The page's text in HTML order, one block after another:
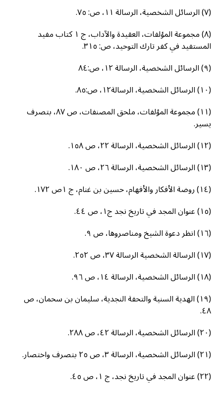
(٧) الرسائل الشخصية، الرسالة ١١، ص: ٧٥.
(٨) مجموعة المؤلفات، العقيدة والآداب، ج ١ كتاب مفيد
المستفيد في كفر تارك التوحيد، ص: ٣١٥.
(٩) الرسائل الشخصية، الرسالة ١٢، ص:٨٤
(١٠) الرسائل الشخصية، الرسالة١٢، ص:٨٥.
(١١) مجموعة المؤلفات، ملحق المصنفات، ص ٨٧، بتصرف
يسير.
(١٢) الرسائل الشخصية، الرسالة ٢٢، ص ١٥٨.
(١٣) الرسائل الشخصية، الرسالة ٢٦، ص ١٨٠.
(١٤) روضة الأفكار والأفهام، حسين بن غنام، ج ١ص ١٧٢.
(١٥) عنوان المجد في تاريخ نجد ج١، ص ٤٤.
(١٦) انظر دعوة الشيخ ومناصروها، ص ٩.
(١٧) الرسالة الشخصية الرسالة ٣٧، ص ٢٥٢.
(١٨) الرسائل الشخصية، الرسالة ١٤، ص ٩٦.
(١٩) الهدية السنية والتحفة النجدية، سليمان بن سحمان، ص
٤٨.
(٢٠) الرسائل الشخصية، الرسالة ٤٢، ص ٢٨٨.
(٢١) الرسائل الشخصية، الرسالة ٣، ص ٢٥ بتصرف واختصار.
(٢٢) عنوان المجد في تاريخ نجد، ج ١، ص ٤٥.